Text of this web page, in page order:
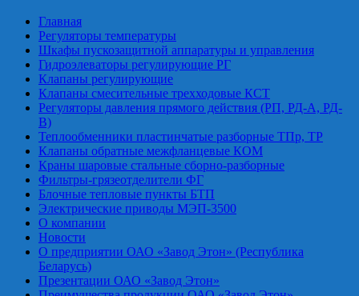
Главная
Регуляторы температуры
Шкафы пускозащитной аппаратуры и управления
Гидроэлеваторы регулирующие РГ
Клапаны регулирующие
Клапаны смесительные трехходовые КСТ
Регуляторы давления прямого действия (РП, РД-А, РД-
В)
Теплообменники пластинчатые разборные ТПр, ТР
Клапаны обратные межфланцевые КОМ
Краны шаровые стальные сборно-разборные
Фильтры-грязеотделители ФГ
Блочные тепловые пункты БТП
Электрические приводы МЭП-3500
О компании
Новости
О предприятии ОАО «Завод Этон» (Республика
Беларусь)
Презентации ОАО «Завод Этон»